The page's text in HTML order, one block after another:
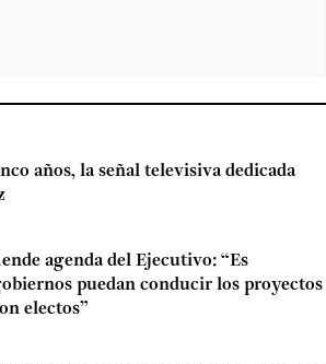
años, la señal televisiva dedicada
agenda del Ejecutivo: “Es
puedan conducir los proyectos
electos”